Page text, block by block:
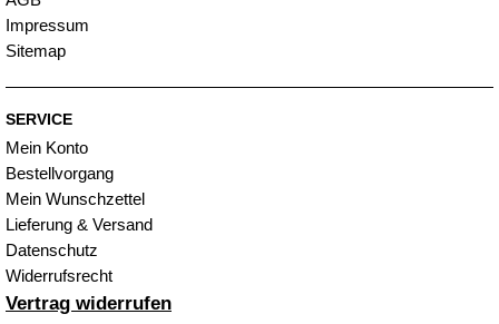
Impressum
Sitemap
SERVICE
Mein Konto
Bestellvorgang
Mein Wunschzettel
Lieferung & Versand
Datenschutz
Widerrufsrecht
Vertrag widerrufen